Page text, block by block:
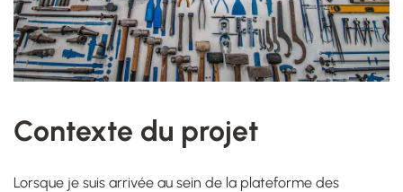
Contexte du projet
Lorsque je suis arrivée au sein de la plateforme des